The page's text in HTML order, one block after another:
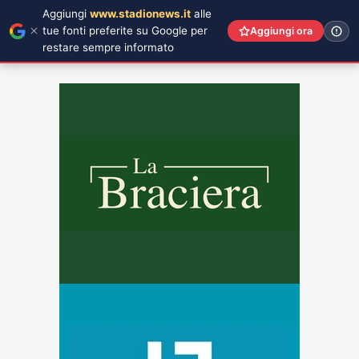
Aggiungi www.stadionews.it alle
tue fonti preferite su Google per
restare sempre informato
Aggiungi ora